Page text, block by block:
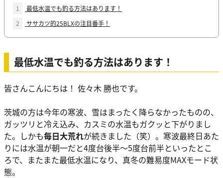
1
最低水温でも釣る方法はあります！
2
ササカツ的25BLXの注目番手！
最低水温でも釣る方法はあります！
皆さんこんにちは！ 佐々木 勝也です。
茨城の方は今年の寒波、雪はまったく降らなかったものの、
ガッツリと冷え込み、カスミの水温もガクッと下がりまし
た。しかも毎日大荒れが続きました（笑）。寒波最終日あた
りには水温が朝一だと4度台後半〜5度台前半といったとこ
ろで、またまた最低水温になり、真冬の難易度MAXモード状
態。